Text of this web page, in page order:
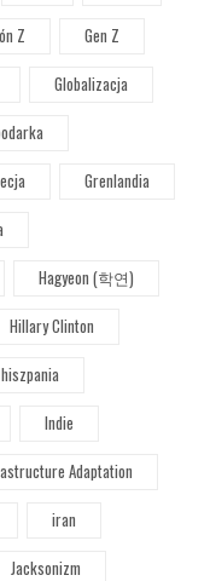
Z
Gen Z
Globalizacja
Grenlandia
Hagyeon (학연)
Hillary Clinton
hiszpania
Indie
Adaptation
iran
Jacksonizm